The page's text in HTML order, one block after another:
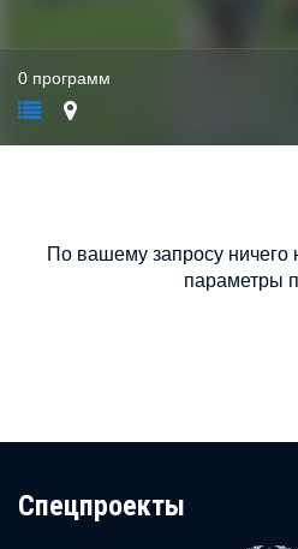
0 программ
По вашему запросу ничего
параметры
Cпецпроекты